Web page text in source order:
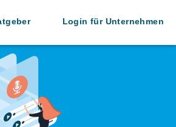
Login für Unternehmen